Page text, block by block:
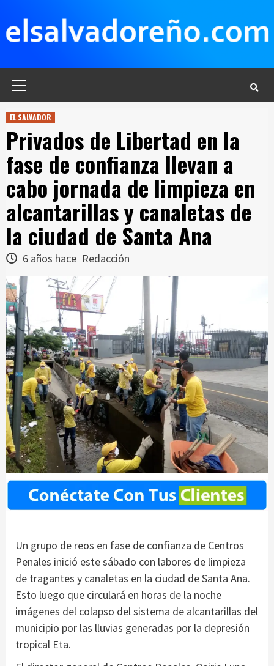
contenido
EL SALVADOR
Privados de Libertad en la
fase de confianza llevan a
cabo jornada de limpieza en
alcantarillas y canaletas de
la ciudad de Santa Ana
6 años hace Redacción
Un grupo de reos en fase de confianza de Centros
Penales inició este sábado con labores de limpieza
de tragantes y canaletas en la ciudad de Santa Ana.
Esto luego que circulará en horas de la noche
imágenes del colapso del sistema de alcantarillas del
municipio por las lluvias generadas por la depresión
tropical Eta.